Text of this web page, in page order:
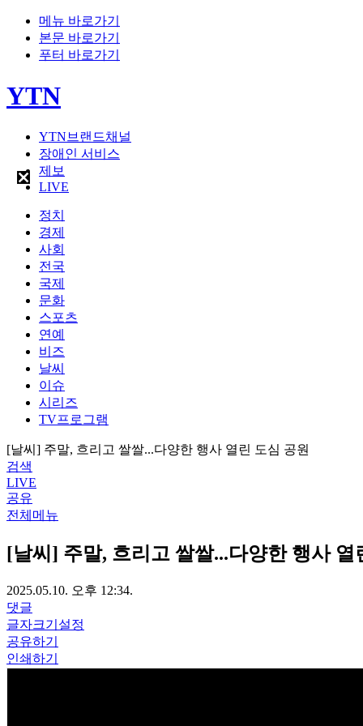
메뉴 바로가기
본문 바로가기
푸터 바로가기
YTN
YTN브랜드채널
장애인 서비스
제보
LIVE
정치
경제
사회
전국
국제
문화
스포츠
연예
비즈
날씨
이슈
시리즈
TV프로그램
[날씨] 주말, 흐리고 쌀쌀...다양한 행사 열린 도심 공원
검색
LIVE
공유
전체메뉴
[날씨] 주말, 흐리고 쌀쌀...다양한 행사 열
2025.05.10. 오후 12:34.
댓글
글자크기설정
공유하기
인쇄하기